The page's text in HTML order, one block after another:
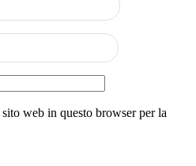
web in questo browser per la